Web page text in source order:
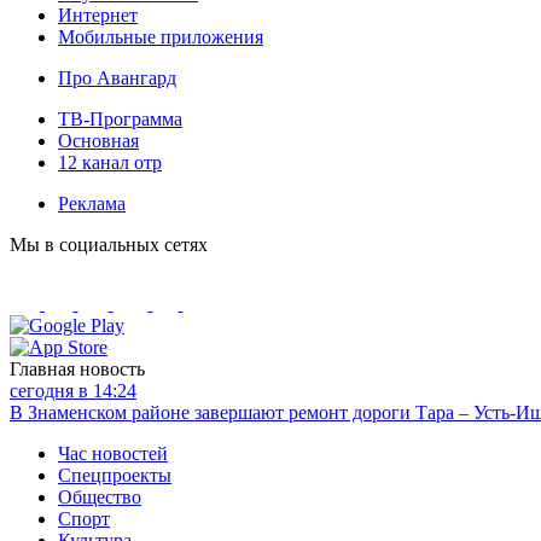
Интернет
Мобильные приложения
Про Авангард
ТВ-Программа
Основная
12 канал отр
Реклама
Мы в социальных сетях
Главная новость
сегодня в 14:24
В Знаменском районе завершают ремонт дороги Тара – Усть-
Час новостей
Спецпроекты
Общество
Спорт